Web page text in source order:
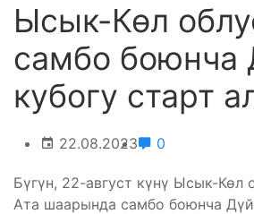
Ысык-Көл
самбо боюнча
кубогу старт
22.08.2023 0
Бүгүн, 22-август күнү Ысык-Көл
Ата шаарында самбо боюнча